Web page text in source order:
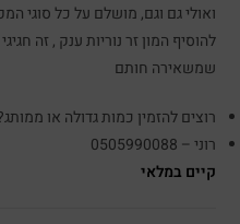
ואולי גם וגם, מושלם על כל סוגי
להוסיף המון זר נוריות ענק , זה
שמשאירה חותם
רוצים להזמין כמות גדולה או
רוני – 0505990088
קיים במלאי